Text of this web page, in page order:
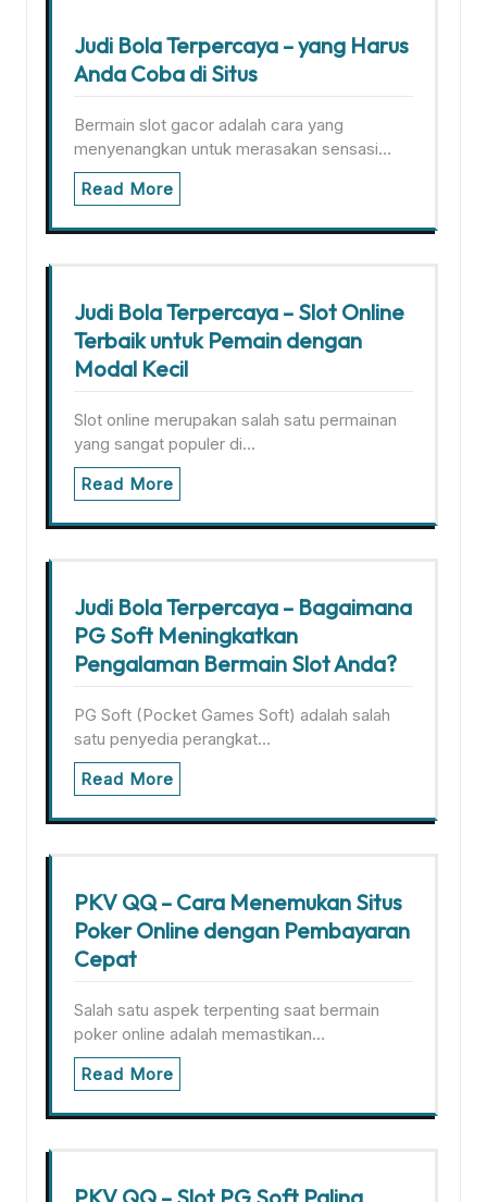
Judi Bola Terpercaya – yang Harus
Anda Coba di Situs
Bermain slot gacor adalah cara yang
menyenangkan untuk merasakan sensasi…
Read More
Judi Bola Terpercaya – Slot Online
Terbaik untuk Pemain dengan
Modal Kecil
Slot online merupakan salah satu permainan
yang sangat populer di…
Read More
Judi Bola Terpercaya – Bagaimana
PG Soft Meningkatkan
Pengalaman Bermain Slot Anda?
PG Soft (Pocket Games Soft) adalah salah
satu penyedia perangkat…
Read More
PKV QQ – Cara Menemukan Situs
Poker Online dengan Pembayaran
Cepat
Salah satu aspek terpenting saat bermain
poker online adalah memastikan…
Read More